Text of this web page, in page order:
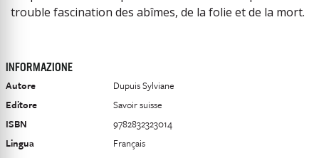
trouble fascination des abîmes, de la folie et de la mort.
INFORMAZIONE
Autore
Dupuis Sylviane
Editore
Savoir suisse
ISBN
9782832323014
Lingua
Français